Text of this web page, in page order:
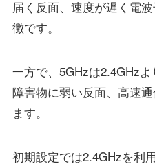
届く反面、速度が遅く電
徴です。
一方で、5GHzは2.4GHz
障害物に弱い反面、高速
ます。
初期設定では2.4GHzを利